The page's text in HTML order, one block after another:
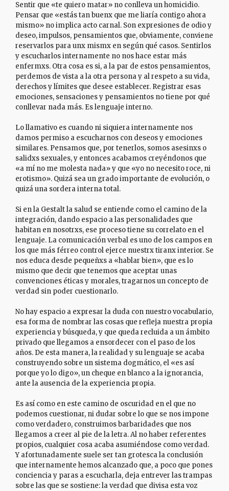
Sentir que «te quiero matar» no conlleva un homicidio.
Pensar que «estás tan buenx que me liaría contigo ahora
mismo» no implica acto carnal. Son expresiones de odio y
deseo, impulsos, pensamientos que, obviamente, conviene
reservarlos para unx mismx en según qué casos. Sentirlos
y escucharlos internamente no nos hace estar más
enfermxs. Otra cosa es si, a la par de estos pensamientos,
perdemos de vista a la otra persona y al respeto a su vida,
derechos y límites que desee establecer. Registrar esas
emociones, sensaciones y pensamientos no tiene por qué
conllevar nada más. Es lenguaje interno.
Lo llamativo es cuando ni siquiera internamente nos
damos permiso a escucharnos con deseos y emociones
similares. Pensamos que, por tenerlos, somos asesinxs o
salidxs sexuales, y entonces acabamos creyéndonos que
«a mí no me molesta nada» y que «yo no necesito roce, ni
erotismo». Quizá sea un grado importante de evolución, o
quizá una sordera interna total.
Si en la Gestalt la salud se entiende como el camino de la
integración, dando espacio a las personalidades que
habitan en nosotrxs, ese proceso tiene su correlato en el
lenguaje. La comunicación verbal es uno de los campos en
los que más férreo control ejerce nuestrx tiranx interior. Se
nos educa desde pequeñxs a «hablar bien», que es lo
mismo que decir que tenemos que aceptar unas
convenciones éticas y morales, tragarnos un concepto de
verdad sin poder cuestionarlo.
No hay espacio a expresar la duda con nuestro vocabulario,
esa forma de nombrar las cosas que refleja nuestra propia
experiencia y búsqueda, y que queda recluida a un ámbito
privado que llegamos a ensordecer con el paso de los
años. De esta manera, la realidad y su lenguaje se acaba
construyendo sobre un sistema dogmático, el «es así
porque yo lo digo», un cheque en blanco a la ignorancia,
ante la ausencia de la experiencia propia.
Es así como en este camino de oscuridad en el que no
podemos cuestionar, ni dudar sobre lo que se nos impone
como verdadero, construimos barbaridades que nos
llegamos a creer al pie de la letra. Al no haber referentes
propios, cualquier cosa acaba asumiéndose como verdad.
Y afortunadamente suele ser tan grotesca la conclusión
que internamente hemos alcanzado que, a poco que pones
conciencia y paras a escucharla, deja entrever las trampas
sobre las que se sostiene: la verdad que divisa esta voz